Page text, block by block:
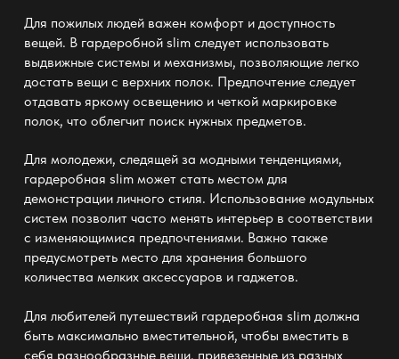
Для пожилых людей важен комфорт и доступность
вещей. В гардеробной slimследует использовать
выдвижные системы и механизмы, позволяющие легко
достать вещи с верхних полок. Предпочтение следует
отдавать яркому освещению и четкой маркировке
полок, что облегчит поиск нужных предметов.
Для молодежи, следящей за модными тенденциями,
гардеробная slimможет стать местом для
демонстрации личного стиля. Использование модульных
систем позволит часто менять интерьер в соответствии
с изменяющимися предпочтениями. Важно также
предусмотреть место для хранения большого
количества мелких аксессуаров и гаджетов.
Для любителей путешествий гардеробная slimдолжна
быть максимально вместительной, чтобы вместить в
себя разнообразные вещи, привезенные из разных